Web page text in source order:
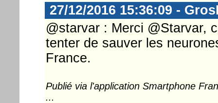
27/12/2016 15:36:09 -
@starvar : Merci @Starvar,
tenter de sauver les
France.
Publié via l'application Smartphone
...